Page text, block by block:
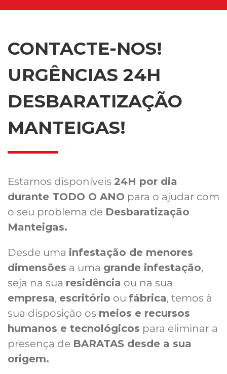
CONTACTE-NOS!
URGÊNCIAS 24H
DESBARATIZAÇÃO
MANTEIGAS!
Estamos disponíveis 24H por dia
durante TODO O ANO para o ajudar com
o seu problema de Desbaratização
Manteigas.
Desde uma infestação de menores
dimensões a uma grande infestação,
seja na sua residência ou na sua
empresa, escritório ou fábrica, temos à
sua disposição os meios e recursos
humanos e tecnológicos para eliminar a
presença de BARATAS desde a sua
origem.